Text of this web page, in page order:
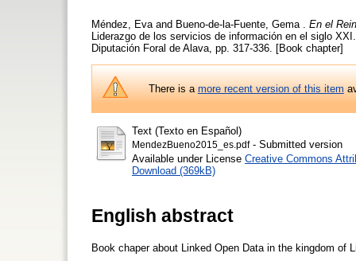
Méndez, Eva and Bueno-de-la-Fuente, Gema
En el
Liderazgo de los servicios de información en el siglo
Diputación Foral de Alava, pp. 317-336. [Book chapter]
There is amore recent version of this item
Text (Texto en Español)
MendezBueno2015_es.pdf- Submitted version
Available under License Creative Commons
Download (369kB)
English abstract
Book chaper about Linked Open Data in the kingdom of